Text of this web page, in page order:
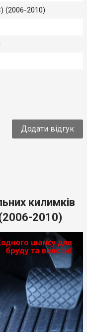
(2006-2010)
Додати відгук
килимків
2010)